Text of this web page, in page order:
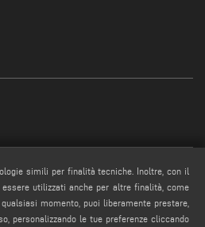
simili per finalità tecniche. Inoltre, con il
utilizzati anche per altre finalità, come
momento, puoi liberamente prestare,
personalizzando le tue preferenze cliccando